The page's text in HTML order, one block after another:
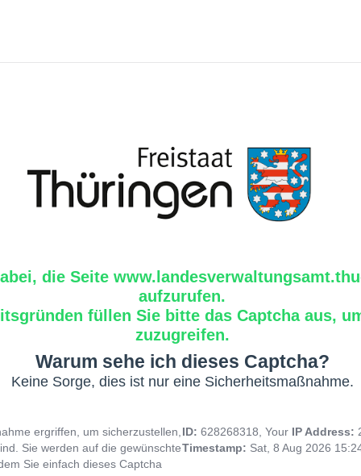
die Seite
aufzurufen.
füllen Sie bitte das Captcha aus,
zuzugreifen.
Warum sehe ich dieses Captcha?
Keine Sorge, dies ist nur eine Sicherheitsmaßnahme.
ergriffen, um sicherzustellen,
Sie werden auf die gewünschte
Sie einfach dieses Captcha
ID: 628268318, Your IP Address:
Timestamp: Sat, 8 Aug 2026